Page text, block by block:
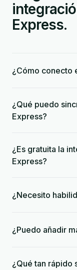
Express.
¿Cómo conecto
¿Qué puedo
Express?
¿Es gratuita la
Express?
¿Necesito
¿Puedo añadir
¿Qué tan rápido